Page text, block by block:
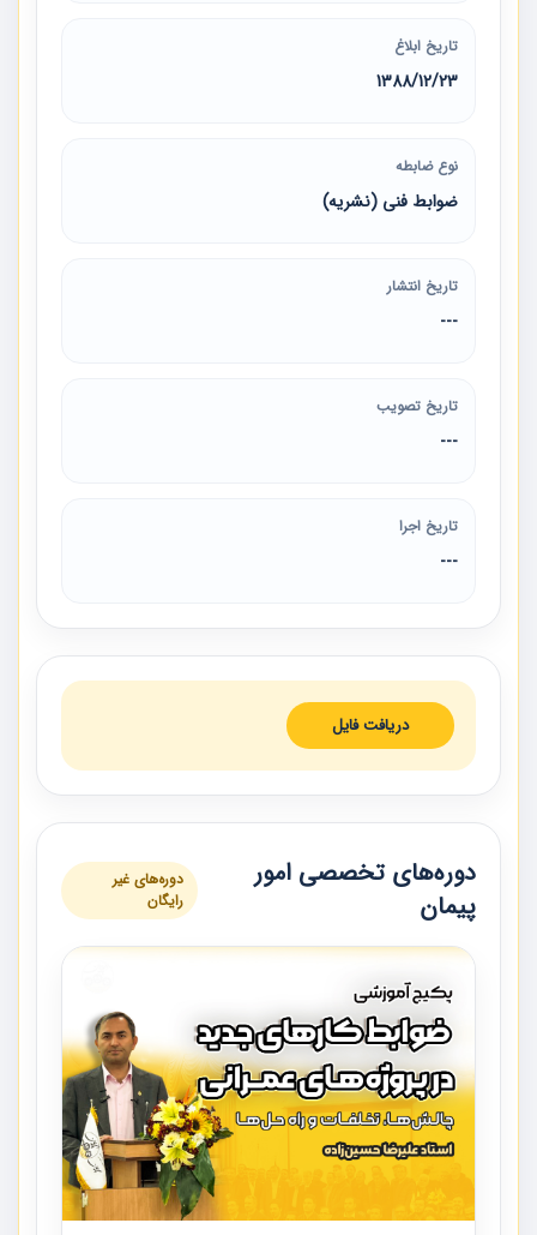
تاریخ ابلاغ
1388/12/23
نوع ضابطه
ضوابط فنی (نشریه)
تاریخ انتشار
---
تاریخ تصویب
---
تاریخ اجرا
---
دریافت فایل
دوره‌های تخصصی امور
پیمان
دوره‌های غیر
رایگان